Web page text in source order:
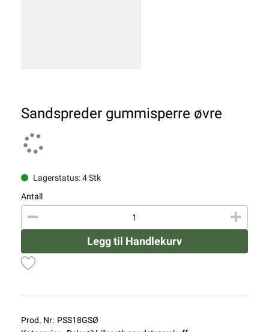
Sandspreder gummisperre øvre
Lagerstatus: 4 Stk
Antall
Legg til Handlekurv
Prod. Nr: PSS18GSØ